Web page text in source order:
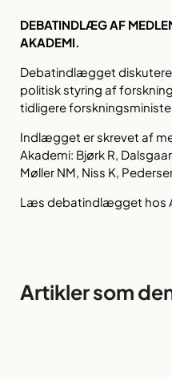
DEBATINDLÆG AF
AKADEMI.
Debatindlægget
politisk styring af
tidligere
Indlægget er skrevet af
Akademi: Bjørk R,
Møller NM, Niss K,
Læs debatindlægget hos
Artikler som